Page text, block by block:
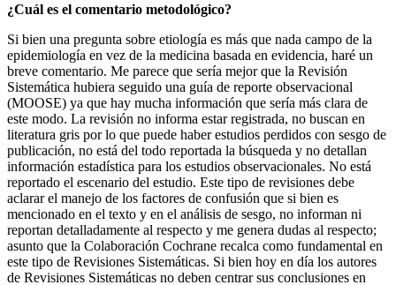
¿Cuál es el comentario metodológico?
Si bien una pregunta sobre etiología es más que nada campo de la
epidemiología en vez de la medicina basada en evidencia, haré un
breve comentario. Me parece que sería mejor que la Revisión
Sistemática hubiera seguido una guía de reporte observacional
(MOOSE) ya que hay mucha información que sería más clara de
este modo. La revisión no informa estar registrada, no buscan en
literatura gris por lo que puede haber estudios perdidos con sesgo de
publicación, no está del todo reportada la búsqueda y no detallan
información estadística para los estudios observacionales. No está
reportado el escenario del estudio. Este tipo de revisiones debe
aclarar el manejo de los factores de confusión que si bien es
mencionado en el texto y en el análisis de sesgo, no informan ni
reportan detalladamente al respecto y me genera dudas al respecto;
asunto que la Colaboración Cochrane recalca como fundamental en
este tipo de Revisiones Sistemáticas. Si bien hoy en día los autores
de Revisiones Sistemáticas no deben centrar sus conclusiones en